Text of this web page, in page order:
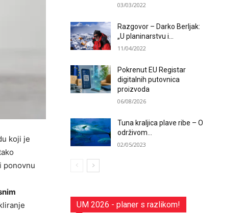
koji je
ponovnu
03/03/2022
Razgovor – Darko Berljak:
„U planinarstvu i...
11/04/2022
Pokrenut EU Registar
digitalnih putovnica
proizvoda
06/08/2026
Tuna kraljica plave ribe – O
održivom...
02/05/2023
UM 2026 - planer s razlikom!